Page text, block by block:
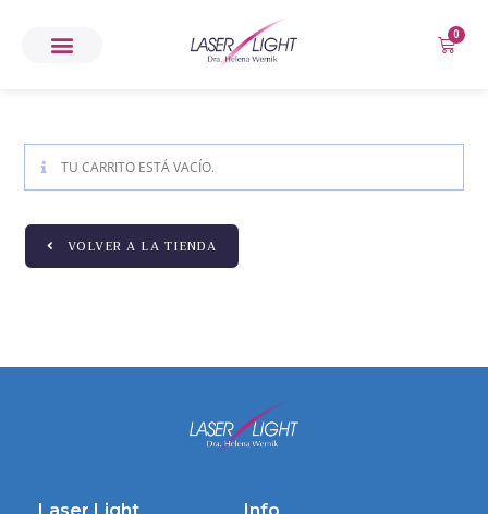
0
TU CARRITO ESTÁ VACÍO.
VOLVER A LA TIENDA